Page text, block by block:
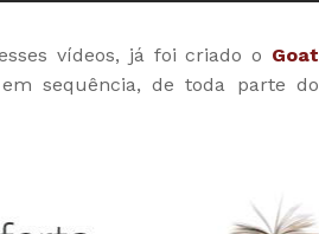
vídeos, já foi criado o Goat
sequência, de toda parte do